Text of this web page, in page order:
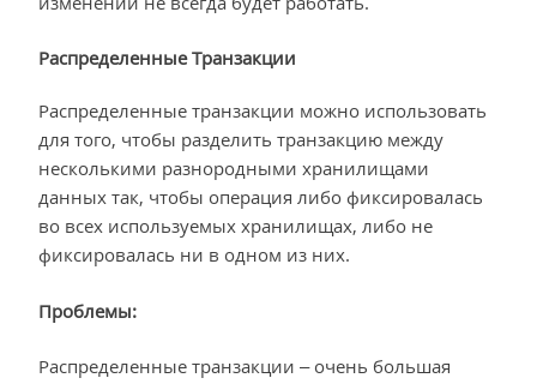
Распределенные Транзакции
Распределенные транзакции можно использовать
для того, чтобы разделить транзакцию между
несколькими разнородными хранилищами
данных так, чтобы операция либо фиксировалась
во всех используемых хранилищах, либо не
фиксировалась ни в одном из них.
Проблемы:
Распределенные транзакции – очень большая